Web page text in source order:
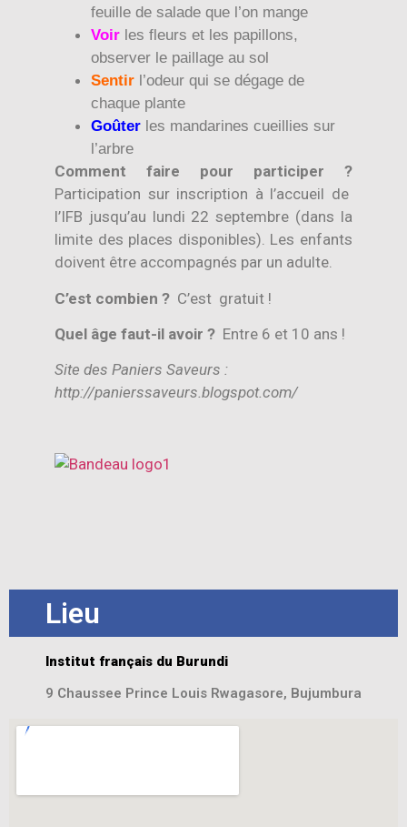
feuille de salade que l’on mange
Voir les fleurs et les papillons,
observer le paillage au sol
Sentir l’odeur qui se dégage de
chaque plante
Goûter les mandarines cueillies sur
l’arbre
Comment faire pour participer ?
Participation sur inscription à l’accueil de
l’IFB jusqu’au lundi 22 septembre (dans la
limite des places disponibles). Les enfants
doivent être accompagnés par un adulte.
C’est combien ? C’est gratuit !
Quel âge faut-il avoir ? Entre 6 et 10 ans !
Site des Paniers Saveurs :
http://panierssaveurs.blogspot.com/
Lieu
Institut français du Burundi
9 Chaussee Prince Louis Rwagasore, Bujumbura